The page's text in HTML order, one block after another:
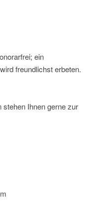
ein
freundlichst erbeten.
stehen Ihnen gerne zur